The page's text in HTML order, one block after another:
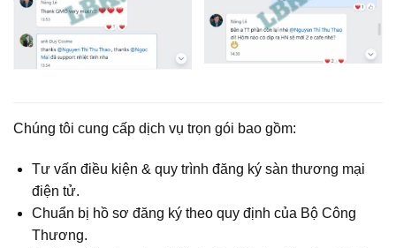
Chúng tôi cung cấp dịch vụ trọn gói bao gồm:
Tư vấn điều kiện & quy trình đăng ký sàn thương mại
điện tử.
Chuẩn bị hồ sơ đăng ký theo quy định của Bộ Công
Thương.